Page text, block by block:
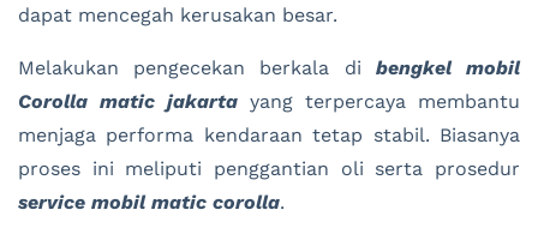
dapat mencegah kerusakan besar.
Melakukan pengecekan berkala di bengkel mobil
Corolla matic jakarta yang terpercaya membantu
menjaga performa kendaraan tetap stabil. Biasanya
proses ini meliputi penggantian oli serta prosedur
service mobil matic corolla.